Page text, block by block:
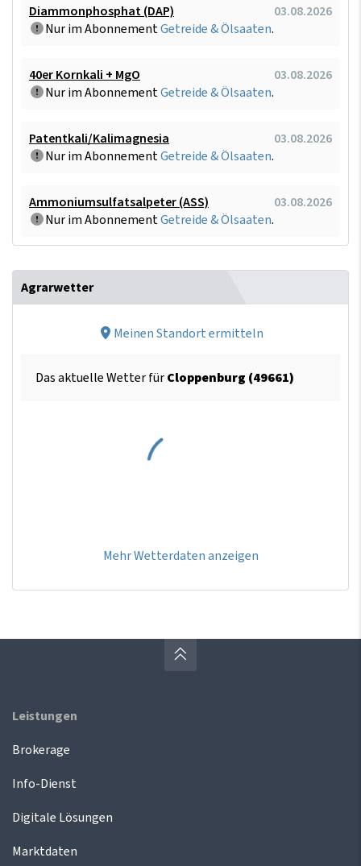
Diammonphosphat (DAP)
03.08.2026
Nur im AbonnementGetreide & Ölsaaten.
40er Kornkali + MgO
03.08.2026
Nur im AbonnementGetreide & Ölsaaten.
Patentkali/Kalimagnesia
03.08.2026
Nur im AbonnementGetreide & Ölsaaten.
Ammoniumsulfatsalpeter (ASS)
03.08.2026
Nur im AbonnementGetreide & Ölsaaten.
Agrarwetter
Meinen Standort ermitteln
Das aktuelle Wetter fürCloppenburg (49661)
Mehr Wetterdaten anzeigen
Leistungen
Brokerage
Info-Dienst
Digitale Lösungen
Marktdaten